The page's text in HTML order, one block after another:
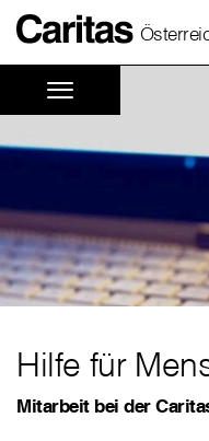
Hilfe für
Mitarbeit bei der